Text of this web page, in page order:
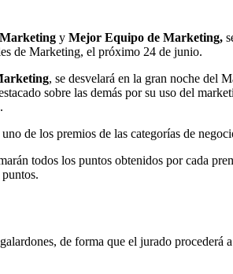
y Mejor Equipo de Marketing,
de Marketing, el próximo 24 de junio.
, se desvelará en la gran noche del
sobre las demás por su uso del
de los premios de las categorías de
todos los puntos obtenidos por cada
de forma que el jurado procederá